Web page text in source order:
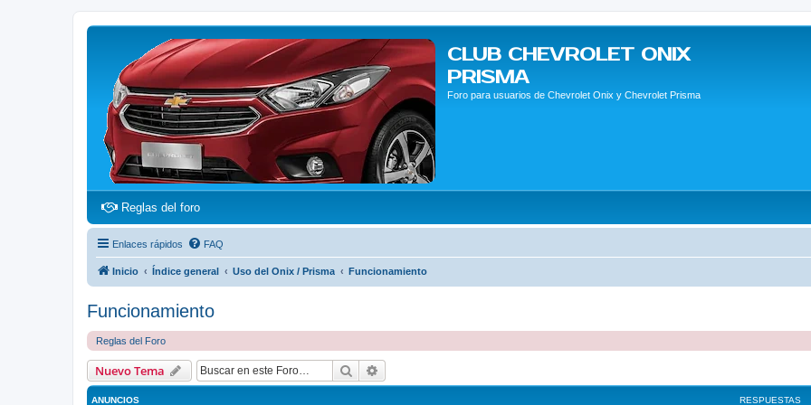
CLUB CHEVROLET ONIX
PRISMA
Foro para usuarios de Chevrolet Onix y Chevrolet Prisma
Reglas del foro(Opens a new tab)
Enlaces rápidos FAQ
Inicio Índice general Uso del Onix / Prisma Funcionamiento
Funcionamiento
Reglas del Foro
Nuevo Tema Buscar
ANUNCIOS RESPUESTAS